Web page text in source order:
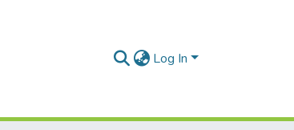
Log In